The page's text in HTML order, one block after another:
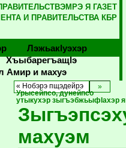
Я ГАЗЕТ
И ПРАВИТЕЛЬСТВА КБР
Лэжьакlуэхэр
Хъыбарегъащlэ
Амир и махуэ
« Нобэрэ пщэдейрэ
Урысейпсо, дунейпсо
утыкухэр зыгъэбжьыфIахэр
махуэм